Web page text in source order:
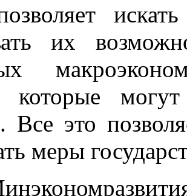
их
которые
Все это
меры